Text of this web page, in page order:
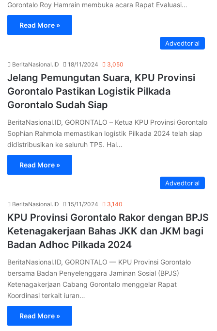
Gorontalo Roy Hamrain membuka acara Rapat Evaluasi…
Read More »
Advedtorial
BeritaNasional.ID 18/11/2024 3,050
Jelang Pemungutan Suara, KPU Provinsi
Gorontalo Pastikan Logistik Pilkada
Gorontalo Sudah Siap
BeritaNasional.ID, GORONTALO – Ketua KPU Provinsi Gorontalo
Sophian Rahmola memastikan logistik Pilkada 2024 telah siap
didistribusikan ke seluruh TPS. Hal…
Read More »
Advedtorial
BeritaNasional.ID 15/11/2024 3,140
KPU Provinsi Gorontalo Rakor dengan BPJS
Ketenagakerjaan Bahas JKK dan JKM bagi
Badan Adhoc Pilkada 2024
BeritaNasional.ID, GORONTALO — KPU Provinsi Gorontalo
bersama Badan Penyelenggara Jaminan Sosial (BPJS)
Ketenagakerjaan Cabang Gorontalo menggelar Rapat
Koordinasi terkait iuran…
Read More »